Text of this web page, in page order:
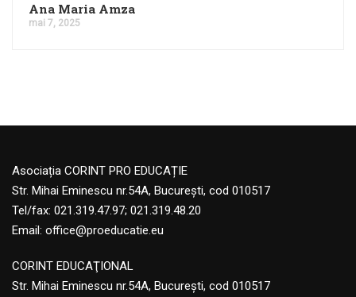
Ana Maria Amza
mai 7, 2025
Asociația CORINT PRO EDUCAȚIE
Str. Mihai Eminescu nr.54A, București, cod 010517
Tel/fax: 021.319.47.97; 021.319.48.20
Email: office@proeducatie.eu
CORINT EDUCAŢIONAL
Str. Mihai Eminescu nr.54A, Bucureşti, cod 010517